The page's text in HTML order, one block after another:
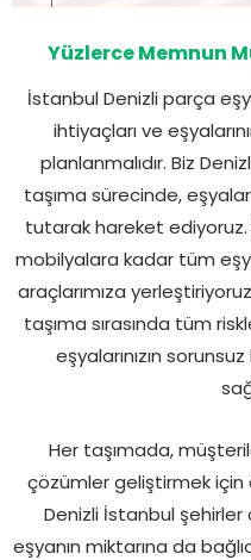
Yüzlerce Memnun
İstanbul Denizli parça
ihtiyaçları ve
planlanmalıdır. Biz
taşıma sürecinde,
tutarak hareket
mobilyalara kadar tüm
araçlarımıza
taşıma sırasında tüm
eşyalarınızın
Her taşımada,
çözümler geliştirmek için
Denizli İstanbul şehirler
eşyanın miktarına da